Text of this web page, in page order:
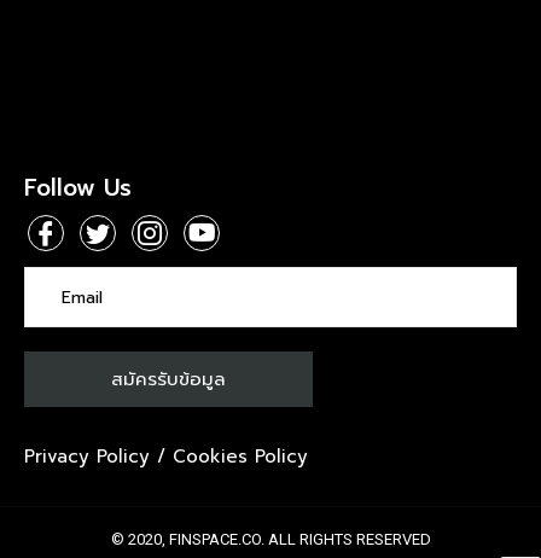
Follow Us
Privacy Policy / Cookies Policy
© 2020, FINSPACE.CO. ALL RIGHTS RESERVED